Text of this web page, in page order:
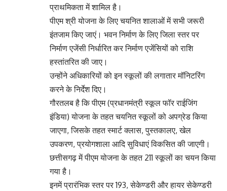
प्राथमिकता में शामिल है।
पीएम श्री योजना के लिए चयनित शालाओं में सभी जरूरी
इंतजाम किए जाएं। भवन निर्माण के लिए जिला स्तर पर
निर्माण एजेंसी निर्धारित कर निर्माण एजेंसियों को राशि
हस्तांतरित की जाए।
उन्होंने अधिकारियों को इन स्कूलों की लगातार मॉनिटरिंग
करने के निर्देश दिए।
गौरतलब है कि पीएम (प्रधानमंत्री स्कूल फॉर राईजिंग
इंडिया) योजना के तहत चयनित स्कूलों को अपग्रेड किया
जाएगा, जिसके तहत स्मार्ट क्लास, पुस्तकालए, खेल
उपकरण, प्रयोगशाला आदि सुविधाएं विकसित की जाएगी।
छत्तीसगढ़ में पीएम योजना के तहत 211 स्कूलों का चयन किया
गया है।
इनमें प्रारंभिक स्तर पर 193, सेकेण्डरी और हायर सेकेण्डरी